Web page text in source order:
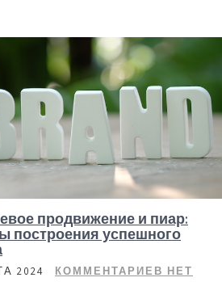
продвижение и пиар:
построения успешного
2024 КОММЕНТАРИЕВ НЕТ